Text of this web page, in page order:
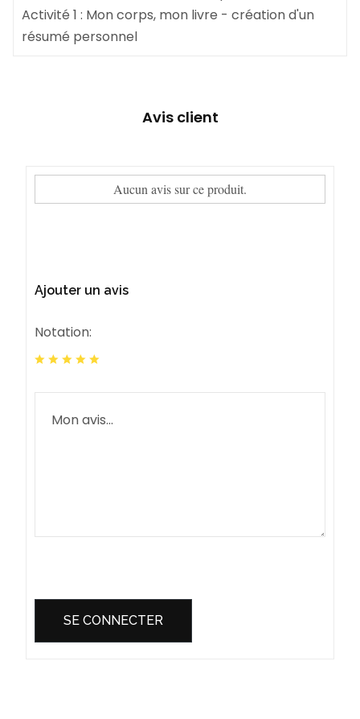
Activité 1 : Mon corps, mon livre - création d'un
résumé personnel
Avis client
Aucun avis sur ce produit.
Ajouter un avis
Notation:
SE CONNECTER